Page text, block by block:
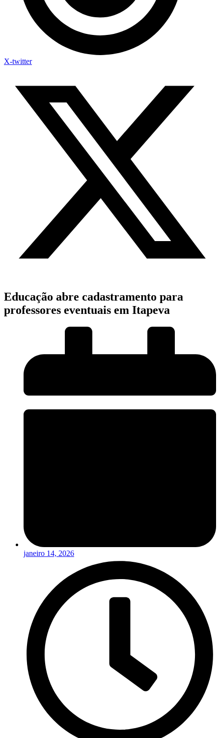
X-twitter
Educação abre cadastramento para
professores eventuais em Itapeva
janeiro 14, 2026